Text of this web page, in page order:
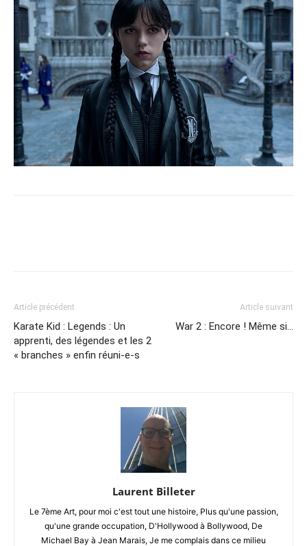
Article précédent
Karate Kid : Legends : Un
apprenti, des légendes et les 2
« branches » enfin réuni-e-s
Article suivant
War 2 : Encore ! Même si…
Laurent Billeter
Le 7ème Art, pour moi c'est tout une histoire, Plus qu'une passion,
qu'une grande occupation, D'Hollywood à Bollywood, De
Michael Bay à Jean Marais, Je me complais dans ce milieu